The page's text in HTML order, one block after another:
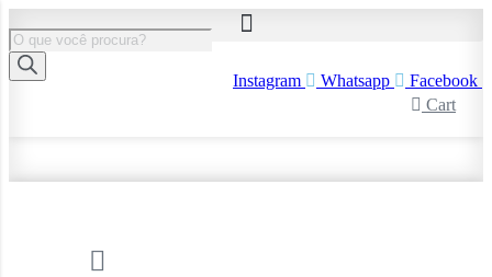
para
o
conteúdo
Pesquisar
produtos
Instagram
Whatsapp
Facebook
Cart